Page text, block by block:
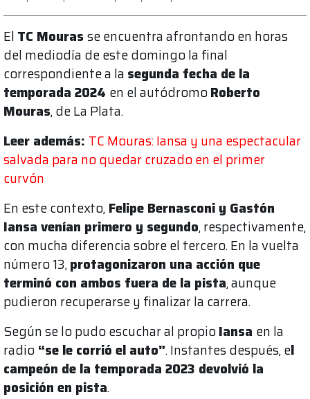
El TC Mouras se encuentra afrontando en horas
del mediodía de este domingo la final
correspondiente a la segunda fecha de la
temporada 2024 en el autódromoRoberto
Mouras, de La Plata.
Leer además: TC Mouras: Iansa y una espectacular
salvada para no quedar cruzado en el primer
curvón
En este contexto, Felipe Bernasconi y Gastón
Iansa venían primero y segundo, respectivamente,
con mucha diferencia sobre el tercero. En la vuelta
número 13,protagonizaron una acción que
terminó con ambos fuera de la pista, aunque
pudieron recuperarse y finalizar la carrera.
Según se lo pudo escuchar al propioIansa en la
radio “se le corrió el auto”. Instantes después, el
campeón de la temporada 2023 devolvió la
posición en pista.